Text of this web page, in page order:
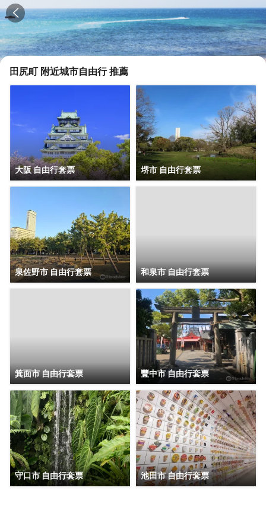
田尻町附近城市自由行 推薦
大阪 自由行套票 堺市 自由行套票
泉佐野市 自由行套票 和泉市 自由行套票
箕面市 自由行套票 豐中市 自由行套票
守口市 自由行套票 池田市 自由行套票